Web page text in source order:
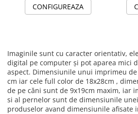
CONFIGUREAZA
Imaginile sunt cu caracter orientativ,
digital pe computer și pot aparea mici
aspect. Dimensiunile unui imprimeu
cm iar cele full color de 18x28cm ,
de pe căni sunt de 9x19cm maxim, iar
si al pernelor sunt de dimensiunile
produselor avand dimensiunile afisate